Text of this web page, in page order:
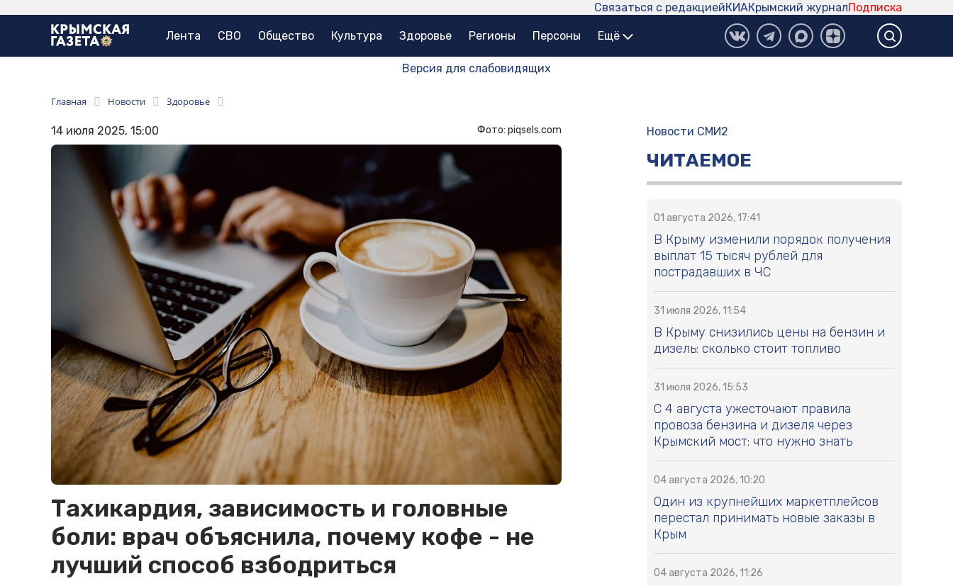
Подписка
Крымский журнал
КИА
Связаться с редакцией
Лента СВО Общество Культура Здоровье Регионы Персоны Ещё
Версия для слабовидящих
Главная Новости Здоровье
14 июля 2025, 15:00 Фото: piqsels.com
Тахикардия, зависимость и головные
боли: врач объяснила, почему кофе - не
лучший способ взбодриться
Новости СМИ2
ЧИТАЕМОЕ
01 августа 2026, 17:41
В Крыму изменили порядок получения
выплат 15 тысяч рублей для
пострадавших в ЧС
31 июля 2026, 11:54
В Крыму снизились цены на бензин и
дизель: сколько стоит топливо
31 июля 2026, 15:53
С 4 августа ужесточают правила
провоза бензина и дизеля через
Крымский мост: что нужно знать
04 августа 2026, 10:20
Один из крупнейших маркетплейсов
перестал принимать новые заказы в
Крым
04 августа 2026, 11:26